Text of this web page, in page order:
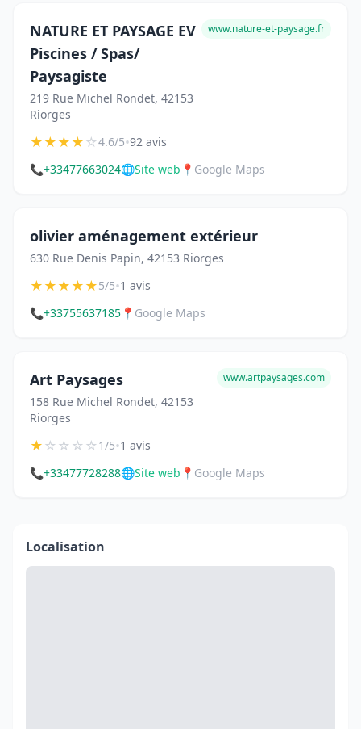
NATURE ET PAYSAGE EV
Piscines / Spas/
Paysagiste
219 Rue Michel Rondet, 42153
Riorges
www.nature-et-paysage.fr
★★★★☆4.6/5•92 avis
📞+33477663024🌐Site web 📍 Google Maps
olivier aménagement extérieur
630 Rue Denis Papin, 42153 Riorges
★★★★★5/5•1 avis
📞+33755637185 📍 Google Maps
Art Paysages
158 Rue Michel Rondet, 42153
Riorges
www.artpaysages.com
★☆☆☆☆1/5•1 avis
📞+33477728288🌐Site web 📍 Google Maps
Localisation